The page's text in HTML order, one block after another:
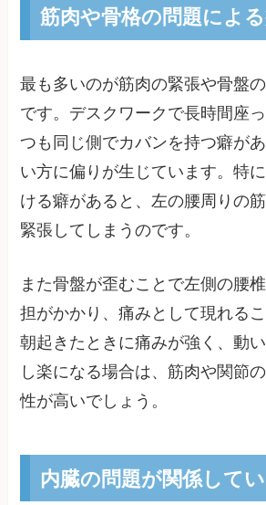
筋肉や骨格の問題によ
最も多いのが筋肉の緊張や骨盤
です。デスクワークで長時間座
つも同じ側でカバンを持つ癖が
い方に偏りが生じています。特
ける癖があると、左の腰周りの
緊張してしまうのです。
また骨盤が歪むことで左側の腰
担がかかり、痛みとして現れるこ
朝起きたときに痛みが強く、動
し楽になる場合は、筋肉や関節
性が高いでしょう。
内臓の問題が関係して